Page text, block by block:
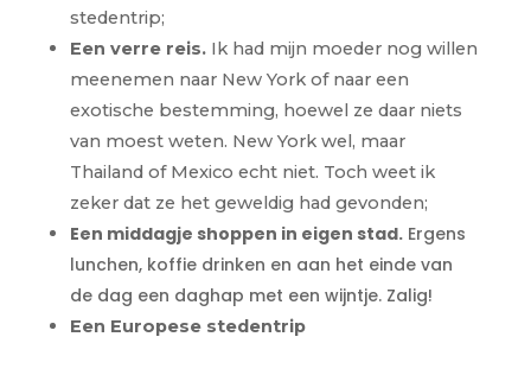
stedentrip;
Een verre reis.Ik had mijn moeder nog willen
meenemen naar New York of naar een
exotische bestemming, hoewel ze daar niets
van moest weten. New York wel, maar
Thailand of Mexico echt niet. Toch weet ik
zeker dat ze het geweldig had gevonden;
Een middagje shoppen in eigen stad.Ergens
lunchen, koffie drinken en aan het einde van
de dag een daghap met een wijntje. Zalig!
Een Europese stedentrip